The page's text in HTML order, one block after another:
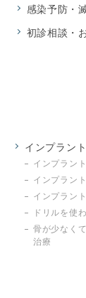
感染予防・
初診相談・
インプラント
インプラン
インプラン
インプラン
ドリルを使
骨が少なく
治療